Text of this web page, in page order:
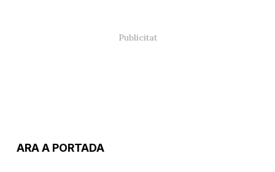
ARA A PORTADA